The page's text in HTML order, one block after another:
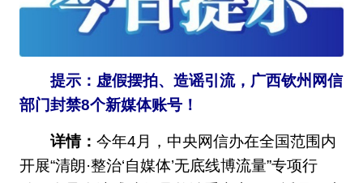
提示：虚假摆拍、造谣引流，广西钦州网信
部门封禁8个新媒体账号！
详情： 今年4月，中央网信办在全国范围内
开展“清朗·整治‘自媒体’无底线博流量”专项行